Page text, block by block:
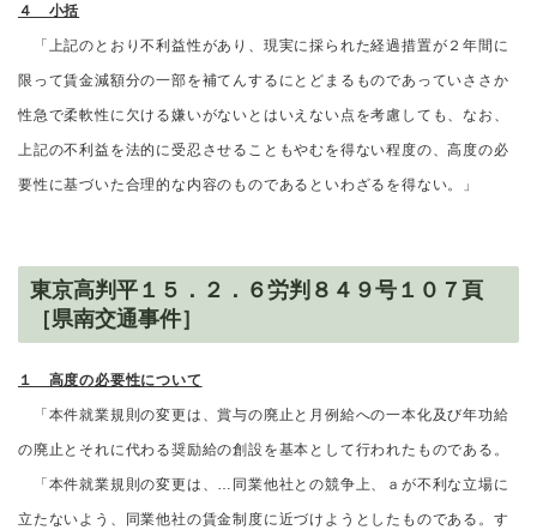
４ 小括
「上記のとおり不利益性があり、現実に採られた経過措置が２年間に
限って賃金減額分の一部を補てんするにとどまるものであっていささか
性急で柔軟性に欠ける嫌いがないとはいえない点を考慮しても、なお、
上記の不利益を法的に受忍させることもやむを得ない程度の、高度の必
要性に基づいた合理的な内容のものであるといわざるを得ない。」
東京高判平１５．２．６労判８４９号１０７頁
［県南交通事件］
１ 高度の必要性について
「本件就業規則の変更は、賞与の廃止と月例給への一本化及び年功給
の廃止とそれに代わる奨励給の創設を基本として行われたものである。
「本件就業規則の変更は、…同業他社との競争上、ａが不利な立場に
立たないよう、同業他社の賃金制度に近づけようとしたものである。す